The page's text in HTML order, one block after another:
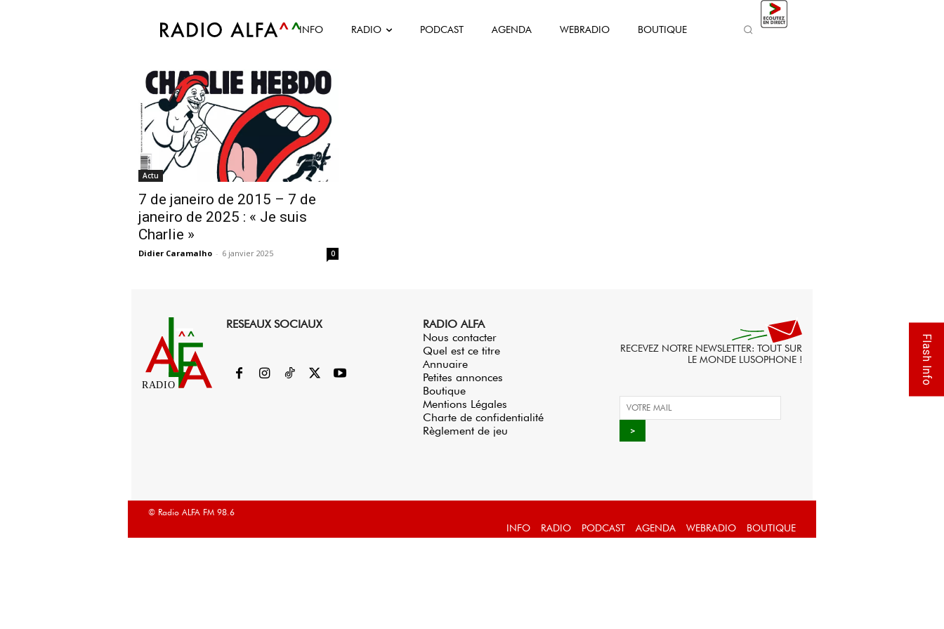
INFO RADIO PODCAST AGENDA WEBRADIO BOUTIQUE
Accueil Tags Riss
Tag: Riss
Actu
7 de janeiro de 2015 – 7 de
janeiro de 2025 : « Je suis
Charlie »
Didier Caramalho - 6 janvier 2025 0
RADIO
RESEAUX SOCIAUX
RADIO ALFA
Nous contacter
Quel est ce titre
Annuaire
Petites annonces
Boutique
Mentions Légales
Charte de confidentialité
Règlement de jeu
RECEVEZ NOTRE NEWSLETTER: TOUT SUR
LE MONDE LUSOPHONE !
© Radio ALFA FM 98.6
INFO RADIO PODCAST AGENDA WEBRADIO BOUTIQUE
Flash Info